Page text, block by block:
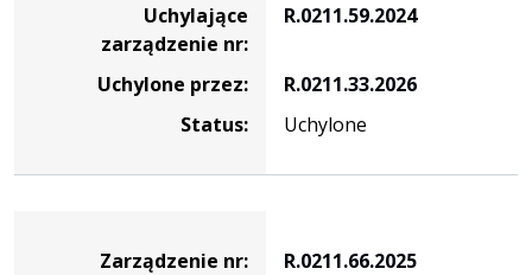
Uchylające
zarządzenie nr:
R.0211.59.2024
Uchylone przez:
R.0211.33.2026
Status:
Uchylone
Zarządzenie nr:
R.0211.66.2025